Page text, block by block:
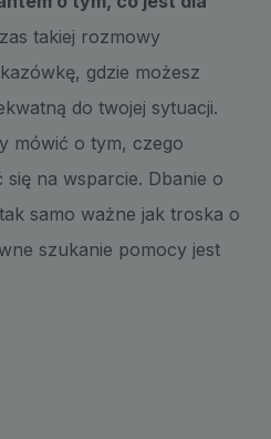
takiej rozmowy
gdzie możesz
do twojej sytuacji.
mówić o tym, czego
na wsparcie. Dbanie o
samo ważne jak troska o
szukanie pomocy jest